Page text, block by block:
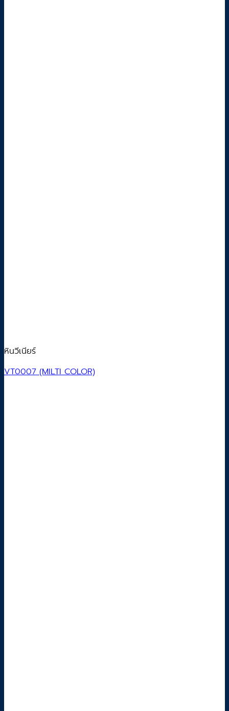
หินวีเนียร์
VT0007 (MILTI COLOR)